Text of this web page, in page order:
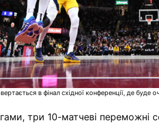
в фінал східної конференції, де
три 10-матчеві переможні